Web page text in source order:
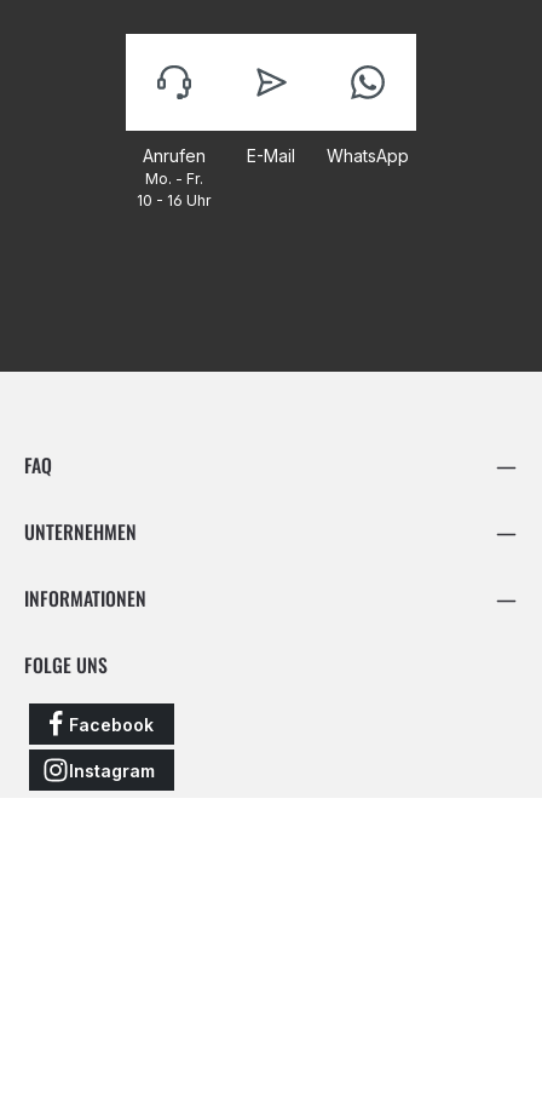
Anrufen
Mo. - Fr.
10 - 16 Uhr
E-Mail WhatsApp
FAQ
UNTERNEHMEN
INFORMATIONEN
FOLGE UNS
Facebook
Instagram